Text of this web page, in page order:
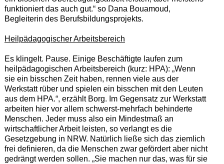
funktioniert das auch gut.“ so Dana Bouamoud,
Begleiterin des Berufsbildungsprojekts.
Heilpädagogischer Arbeitsbereich
Es klingeIt. Pause. Einige Beschäftigte laufen zum
heilpädagogischen Arbeitsbereich (kurz: HPA): „Wenn
sie ein bisschen Zeit haben, rennen viele aus der
Werkstatt rüber und spielen ein bisschen mit den Leuten
aus dem HPA.“, erzählt Borg. Im Gegensatz zur Werkstatt
arbeiten hier vor allem schwerst-mehrfach behinderte
Menschen. Jeder muss also ein Mindestmaß an
wirtschaftlicher Arbeit leisten, so verlangt es die
Gesetzgebung in NRW. Natürlich ließe sich das ziemlich
frei definieren, da die Menschen zwar gefördert aber nicht
gedrängt werden sollen. „Sie machen nur das, was für sie